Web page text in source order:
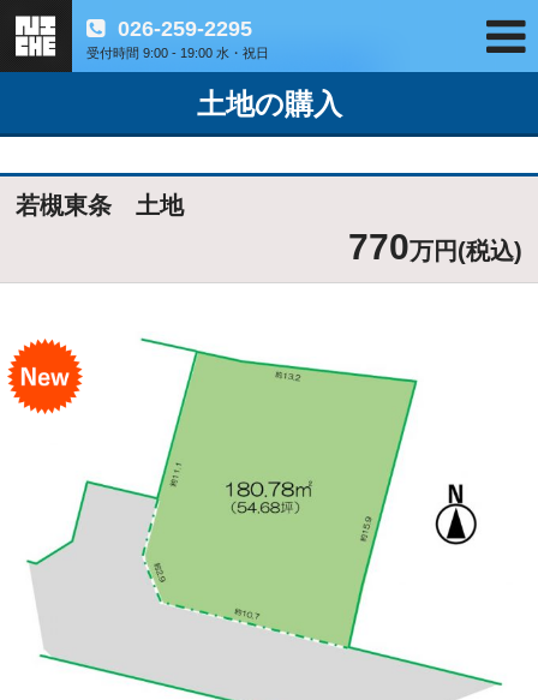
026-259-2295
受付時間 9:00 - 19:00 水・祝日
土地の購入
若槻東条 土地
770万円(税込)